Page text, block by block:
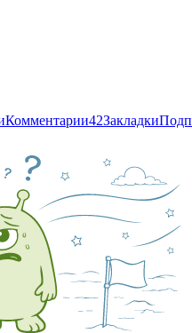
Комментарии42Закладки